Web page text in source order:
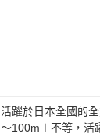
活躍於日本全國的
～100m＋不等，活